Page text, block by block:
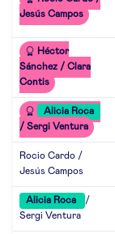
Jesús Campos
Héctor
Sánchez / Clara
Contis
Alicia Roca
/ Sergi Ventura
Rocio Cardo /
Jesús Campos
Alicia Roca
/
Sergi Ventura